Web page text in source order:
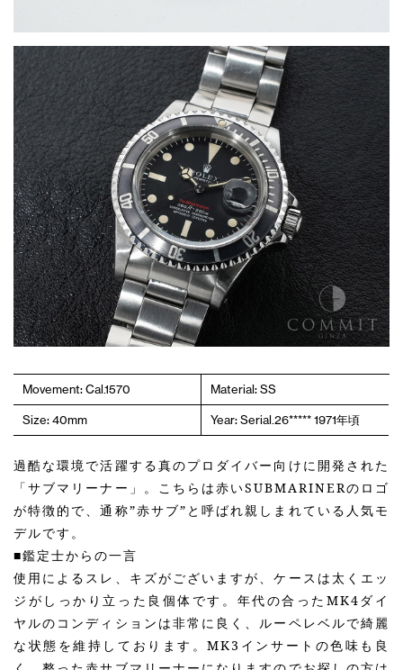
Movement: Cal.1570 Material: SS
Size: 40mm Year: Serial.26***** 1971年頃
過酷な環境で活躍する真のプロダイバー向けに開発された
「サブマリーナー」。こちらは赤いSUBMARINERのロゴ
が特徴的で、通称”赤サブ”と呼ばれ親しまれている人気モ
デルです。
■鑑定士からの一言
使用によるスレ、キズがございますが、ケースは太くエッ
ジがしっかり立った良個体です。年代の合ったMK4ダイ
ヤルのコンディションは非常に良く、ルーペレベルで綺麗
な状態を維持しております。MK3インサートの色味も良